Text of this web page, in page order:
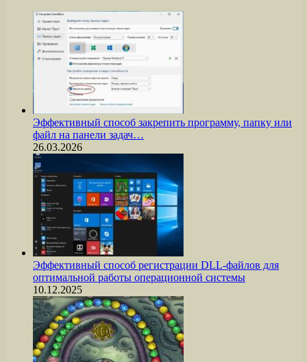
Эффективный способ закрепить программу, папку или
файл на панели задач…
26.03.2026
Эффективный способ регистрации DLL-файлов для
оптимальной работы операционной системы
10.12.2025